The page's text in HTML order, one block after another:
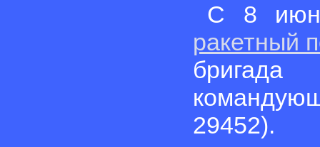
С 8
ракетный
29452).